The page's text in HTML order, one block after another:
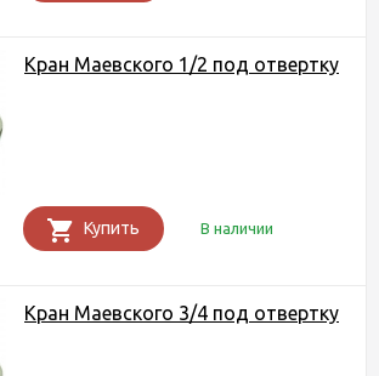
Кран Маевского 1/2 под отвертку
Купить В наличии
Кран Маевского 3/4 под отвертку